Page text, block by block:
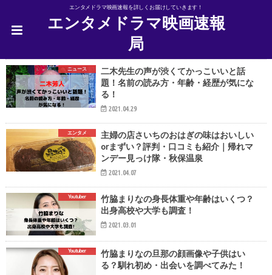
エンタメドラマ映画速報を詳しくお届けしていきます！
エンタメドラマ映画速報
局
ニュース
二木先生の声が渋くてかっこいいと話
題！名前の読み方・年齢・経歴が気にな
る！
2021.04.29
エンタメ
主婦の店さいちのおはぎの味はおいしい
orまずい？評判・口コミも紹介｜帰れマ
ンデー見っけ隊・秋保温泉
2021.04.07
Youtuber
竹脇まりなの身長体重や年齢はいくつ？
出身高校や大学も調査！
2021.03.01
Youtuber
竹脇まりなの旦那の顔画像や子供はい
る？馴れ初め・出会いを調べてみた！